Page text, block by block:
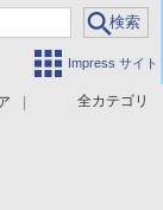
Impress サイト
全カテゴリ